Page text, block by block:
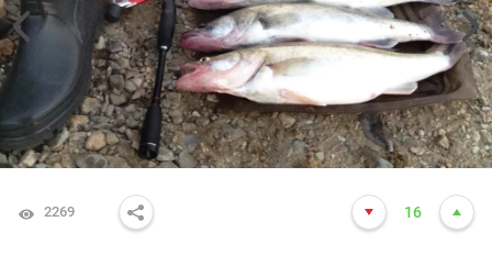
2269 16